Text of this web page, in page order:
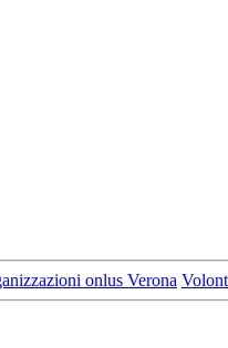
onlus Verona